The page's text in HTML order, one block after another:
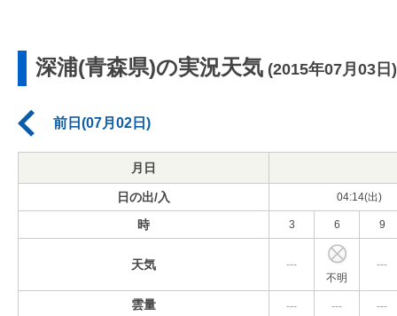
深浦(青森県)の実況天気 (2015年07月03日)
前日(07月02日)
月日
日の出/入 04:14(出)
時 3 6 9
天気
---
不明
---
雲量 --- --- ---